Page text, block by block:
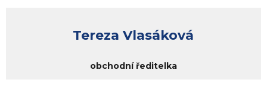
Tereza Vlasáková
obchodní ředitelka